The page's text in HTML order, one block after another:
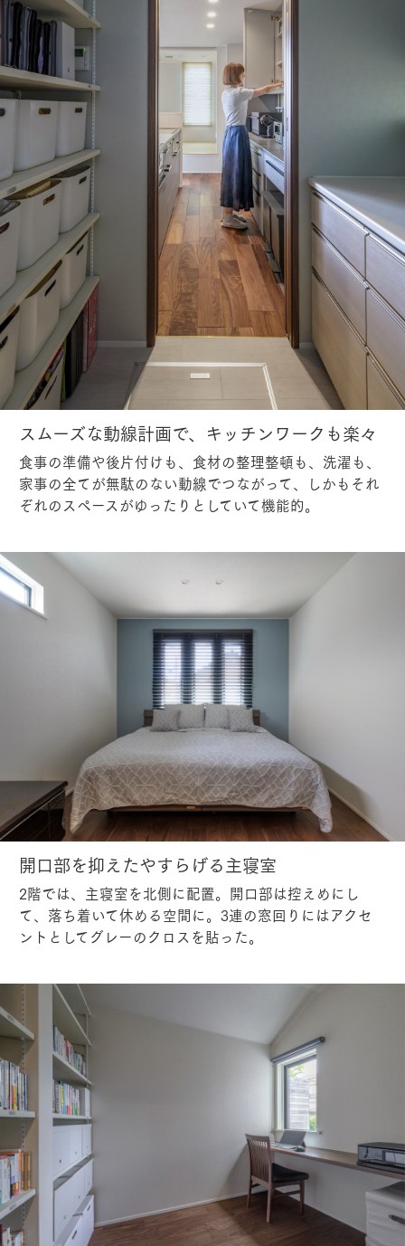
スムーズな動線計画で、キッチンワークも楽々
食事の準備や後片付けも、食材の整理整頓も、洗濯も、
家事の全てが無駄のない動線でつながって、しかもそれ
ぞれのスペースがゆったりとしていて機能的。
開口部を抑えたやすらげる主寝室
2階では、主寝室を北側に配置。開口部は控えめにし
て、落ち着いて休める空間に。3連の窓回りにはアクセ
ントとしてグレーのクロスを貼った。